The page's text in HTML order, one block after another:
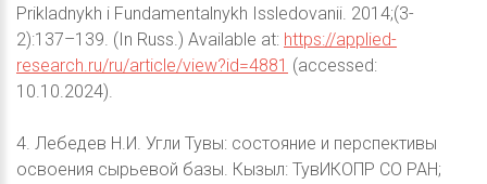
Prikladnykh i Fundamentalnykh Issledovanii. 2014;(3-
2):137–139. (In Russ.) Available at: https://applied-
research.ru/ru/article/view?id=4881 (accessed:
10.10.2024).
4. Лебедев Н.И. Угли Тувы: состояние и перспективы
освоения сырьевой базы. Кызыл: ТувИКОПР СО РАН;